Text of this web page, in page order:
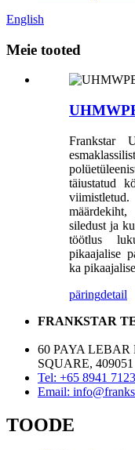
English
Meie tooted
Frankstar
täiustatud
siledust ja
töötlus
pikaajalise
ka
päringdetail
FRANKSTAR
60 PAYA LEBAR
SQUARE,
Tel: +65 8941 7123
Email:
TOODE